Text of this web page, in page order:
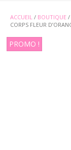
ACCUEIL / BOUTIQUE /
CORPS FLEUR
PROMO !